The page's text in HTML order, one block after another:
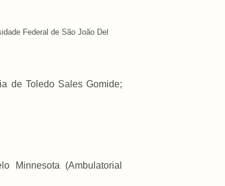
Federal de São João Del
de Toledo Sales Gomide;
Minnesota (Ambulatorial